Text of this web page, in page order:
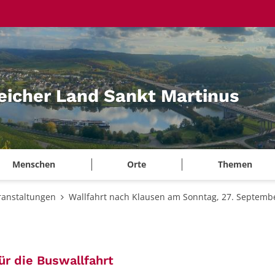
Land Sankt Martinus
Menschen Orte Themen
Wallfahrt nach Klausen am Sonntag, 27.
die Buswallfahrt: